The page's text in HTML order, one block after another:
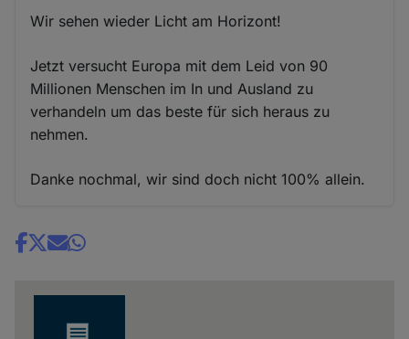
Wir sehen wieder Licht am Horizont!
Jetzt versucht Europa mit dem Leid von 90
Millionen Menschen im In und Ausland zu
verhandeln um das beste für sich heraus zu
nehmen.
Danke nochmal, wir sind doch nicht 100% allein.
Share